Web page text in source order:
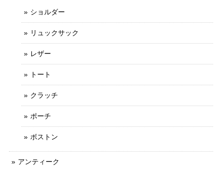
ショルダー
リュックサック
レザー
トート
クラッチ
ポーチ
ボストン
アンティーク